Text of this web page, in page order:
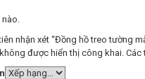
nhận xét “Đồng hồ treo tường
được hiển thị công khai. Các